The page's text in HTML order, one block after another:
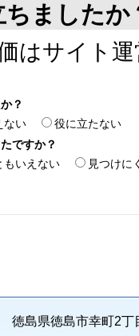
ちましたか
はサイト
？
ない
役に立たない
ですか？
もいえない 見つけに
徳島県徳島市幸町2丁